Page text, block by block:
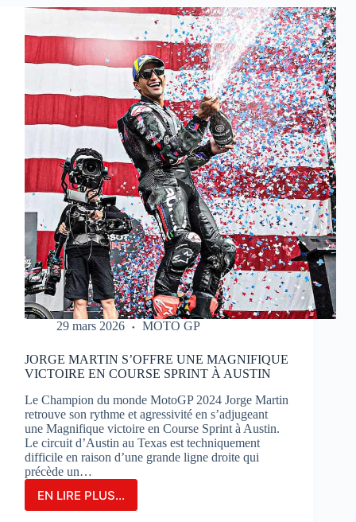
GRAND
À
AUSTIN
DEVANT
CO-
ÉQUIPIER
JORGE
MARTIN
29 mars 2026 MOTO GP
JORGE MARTIN S’OFFRE UNE MAGNIFIQUE
VICTOIRE EN COURSE SPRINT À AUSTIN
Le Champion du monde MotoGP 2024 Jorge Martin
retrouve son rythme et agressivité en s’adjugeant
une Magnifique victoire en Course Sprint à Austin.
Le circuit d’Austin au Texas est techniquement
difficile en raison d’une grande ligne droite qui
précède un…
EN LIRE PLUS...
JORGE